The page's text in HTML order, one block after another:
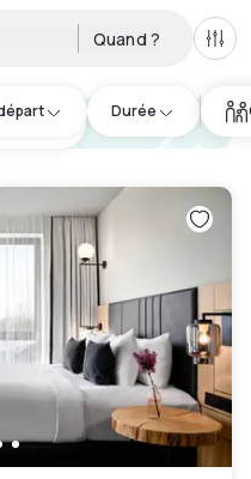
Quand ?
Durée